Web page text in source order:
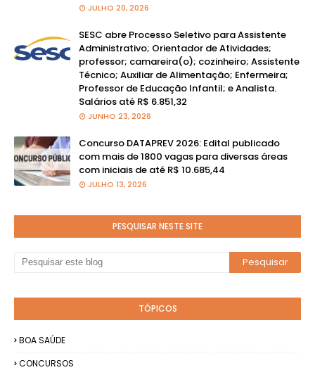
JULHO 20, 2026
SESC abre Processo Seletivo para Assistente
Administrativo; Orientador de Atividades;
professor; camareira(o); cozinheiro; Assistente
Técnico; Auxiliar de Alimentação; Enfermeira;
Professor de Educação Infantil; e Analista.
Salários até R$ 6.851,32
JUNHO 23, 2026
Concurso DATAPREV 2026: Edital publicado
com mais de 1800 vagas para diversas áreas
com iniciais de até R$ 10.685,44
JULHO 13, 2026
PESQUISAR NESTE SITE
TÓPICOS
BOA SAÚDE
CONCURSOS